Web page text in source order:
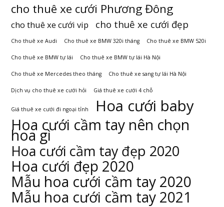
cho thuê xe cưới Phương Đông
cho thuê xe cưới vip cho thuê xe cưới đẹp
Cho thuê xe Audi Cho thuê xe BMW 320i tháng Cho thuê xe BMW 520i
Cho thuê xe BMW tự lái Cho thuê xe BMW tự lái Hà Nội
Cho thuê xe Mercedes theo tháng Cho thuê xe sang tự lái Hà Nội
Dịch vụ cho thuê xe cưới hỏi Giá thuê xe cưới 4 chỗ
Giá thuê xe cưới đi ngoại tỉnh Hoa cưới baby
Hoa cưới cầm tay nên chọn
hoa gì
Hoa cưới cầm tay đẹp 2020
Hoa cưới đẹp 2020
Mẫu hoa cưới cầm tay 2020
Mẫu hoa cưới cầm tay 2021